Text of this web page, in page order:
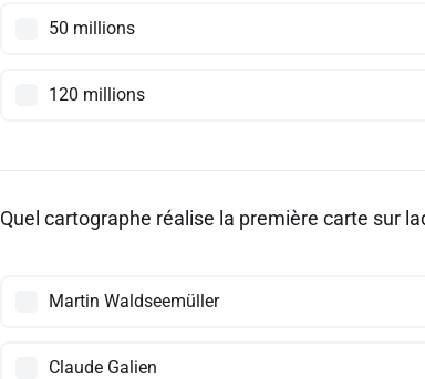
50 millions
120 millions
Quel cartographe réalise la première carte sur
Martin Waldseemüller
Claude Galien